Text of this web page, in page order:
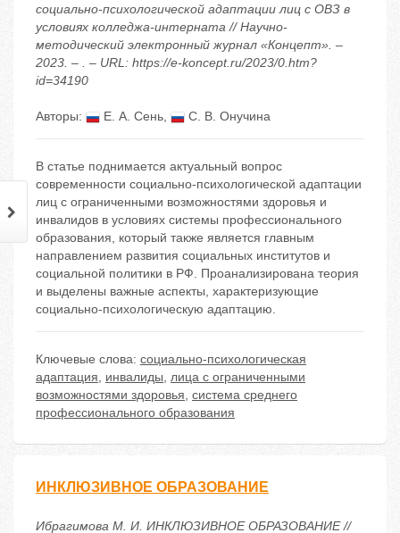
социально-психологической адаптации лиц с ОВЗ в
условиях колледжа-интерната // Научно-
методический электронный журнал «Концепт». –
2023. – . – URL: https://e-koncept.ru/2023/0.htm?
id=34190
Авторы: Е. А. Cень, С. В. Онучина
В статье поднимается актуальный вопрос
современности социально-психологической адаптации
лиц с ограниченными возможностями здоровья и
инвалидов в условиях системы профессионального
образования, который также является главным
направлением развития социальных институтов и
социальной политики в РФ. Проанализирована теория
и выделены важные аспекты, характеризующие
социально-психологическую адаптацию.
Ключевые слова: социально-психологическая
адаптация, инвалиды, лица с ограниченными
возможностями здоровья, система среднего
профессионального образования
ИНКЛЮЗИВНОЕ ОБРАЗОВАНИЕ
Ибрагимова М. И. ИНКЛЮЗИВНОЕ ОБРАЗОВАНИЕ //